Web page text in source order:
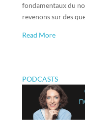
fondamentaux du
revenons sur des
Read More
PODCASTS